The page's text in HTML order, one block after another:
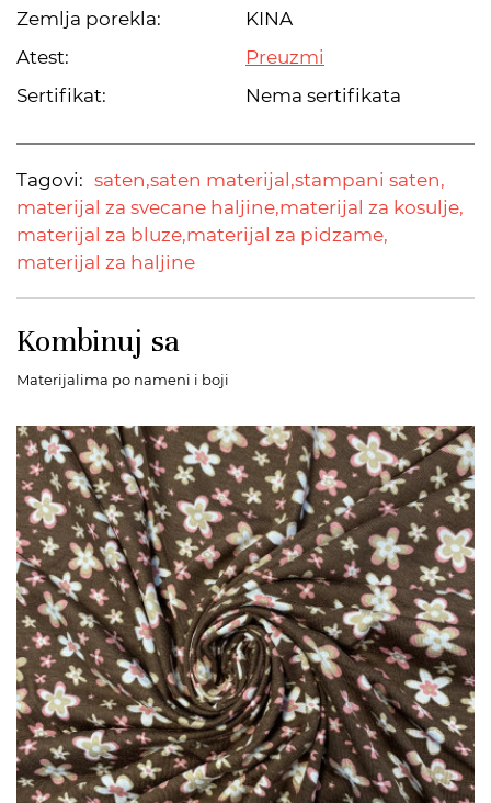
Zemlja porekla:
KINA
Atest:
Preuzmi
Sertifikat:
Nema sertifikata
Tagovi: saten,saten materijal,stampani saten,
materijal za svecane haljine,materijal za kosulje,
materijal za bluze,materijal za pidzame,
materijal za haljine
Kombinuj sa
Materijalima po nameni i boji